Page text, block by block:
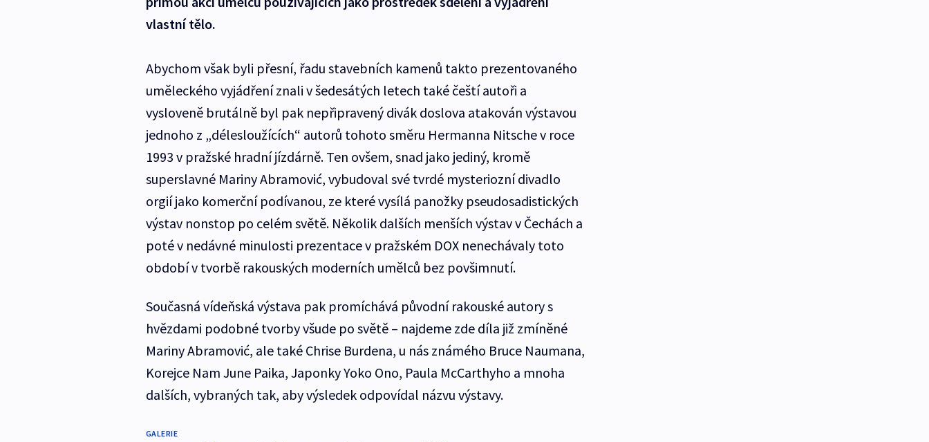
vlastní tělo.
Abychom však byli přesní, řadu stavebních kamenů takto prezentovaného
uměleckého vyjádření znali v šedesátých letech také čeští autoři a
vysloveně brutálně byl pak nepřipravený divák doslova atakován výstavou
jednoho z „délesloužících“ autorů tohoto směru Hermanna Nitsche v roce
1993 v pražské hradní jízdárně. Ten ovšem, snad jako jediný, kromě
superslavné Mariny Abramović, vybudoval své tvrdé mysteriozní divadlo
orgií jako komerční podívanou, ze které vysílá panožky pseudosadistických
výstav nonstop po celém světě. Několik dalších menších výstav v Čechách a
poté v nedávné minulosti prezentace v pražském DOX nenechávaly toto
období v tvorbě rakouských moderních umělců bez povšimnutí.
Současná vídeňská výstava pak promíchává původní rakouské autory s
hvězdami podobné tvorby všude po světě – najdeme zde díla již zmíněné
Mariny Abramović, ale také Chrise Burdena, u nás známého Bruce Naumana,
Korejce Nam June Paika, Japonky Yoko Ono, Paula McCarthyho a mnoha
dalších, vybraných tak, aby výsledek odpovídal názvu výstavy.
GALERIE